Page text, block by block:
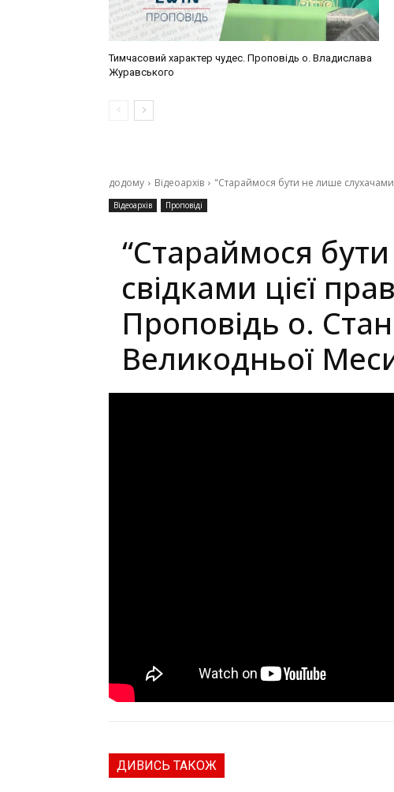
Тимчасовий характер чудес. Проповідь о. Владислава
Журавського